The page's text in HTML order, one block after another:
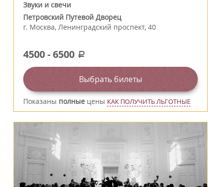
Звуки и свечи
Петровский Путевой Дворец
г. Москва, Ленинградский проспект, 40
4500-6500 a
Выбрать билеты
Показаны полные цены КАК ПОЛУЧИТЬ ЛЬГОТНЫЕ